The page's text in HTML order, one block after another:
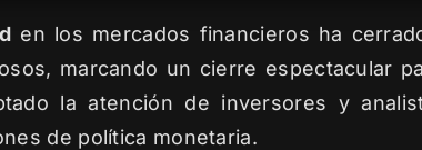
en los mercados financieros ha
marcando un cierre espectacular
la atención de inversores y
de política monetaria.